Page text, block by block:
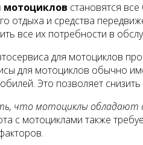
мотоциклов становятся
отдыха и средства
все их потребности в
для мотоциклов
для мотоциклов обычно
Это позволяет
что мотоциклы обладают
с мотоциклами также